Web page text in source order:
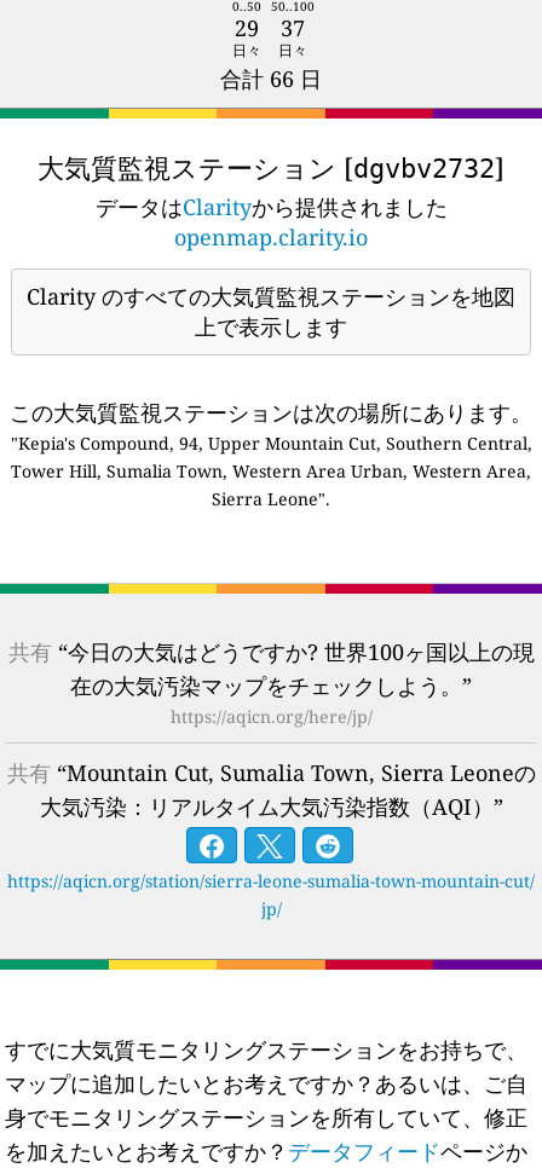
0..50 50..100
29 37
日々 日々
合計 66 日
大気質監視ステーション [dgvbv2732]
データはClarityから提供されました
openmap.clarity.io
Clarity のすべての大気質監視ステーションを地図
上で表示します
この大気質監視ステーションは次の場所にあります。
"Kepia's Compound, 94, Upper Mountain Cut, Southern Central,
Tower Hill, Sumalia Town, Western Area Urban, Western Area,
Sierra Leone".
共有“今日の大気はどうですか? 世界100ヶ国以上の現
在の大気汚染マップをチェックしよう。”
https://aqicn.org/here/jp/
共有“Mountain Cut, Sumalia Town, Sierra Leoneの
大気汚染：リアルタイム大気汚染指数（AQI）”
https://aqicn.org/station/sierra-leone-sumalia-town-mountain-cut/
jp/
すでに大気質モニタリングステーションをお持ちで、
マップに追加したいとお考えですか？あるいは、ご自
身でモニタリングステーションを所有していて、修正
を加えたいとお考えですか？ データフィードページか